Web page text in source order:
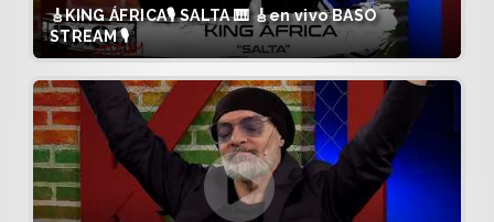
🎸KING ÁFRICA🎙️ SALTA 🎹 🎸en vivo BASO
STREAM 🎙️